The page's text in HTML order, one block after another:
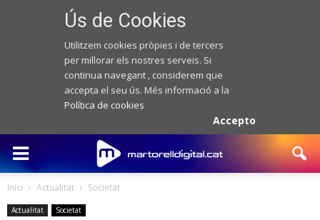
Ús de Cookies
Utilitzem cookies pròpies i de tercers
per millorar els nostres serveis. Si
continua navegant , considerem que
accepta el seu ús. Més informació a la
Política de cookies
Accepto
Inici Actualitat Societat
Actualitat Societat